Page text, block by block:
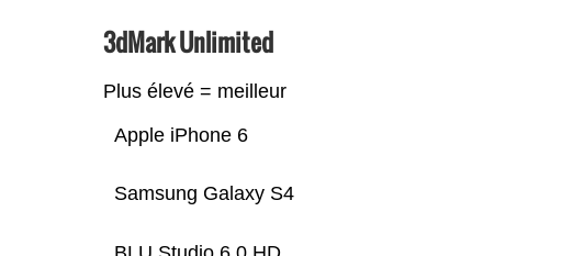
3dMark Unlimited
Plus élevé = meilleur
Samsung Galaxy S4
Apple iPhone 6